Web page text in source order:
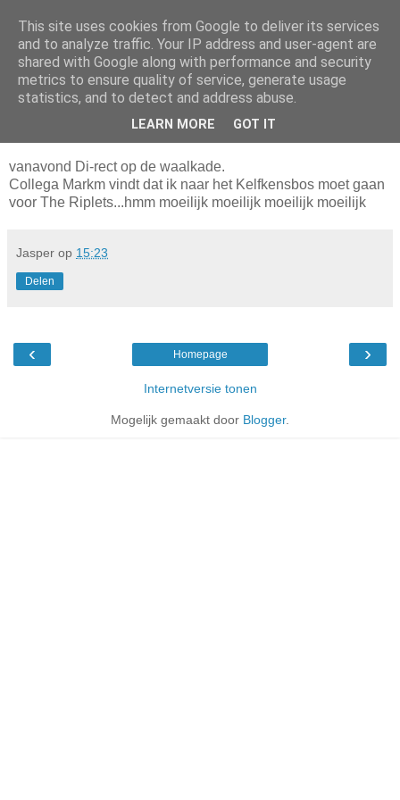
Da_Blog
You don't put a bumpersticker on a Bentley
maandag, juli 14, 2003
vanavond Di-rect op de waalkade.
Collega Markm vindt dat ik naar het Kelfkensbos moet gaan
voor The Riplets...hmm moeilijk moeilijk moeilijk moeilijk
Jasper op 15:23
Delen
‹ ›
Homepage
Internetversie tonen
Mogelijk gemaakt door Blogger.
This site uses cookies from Google to deliver its services
and to analyze traffic. Your IP address and user-agent are
shared with Google along with performance and security
metrics to ensure quality of service, generate usage
statistics, and to detect and address abuse.
LEARN MORE GOT IT